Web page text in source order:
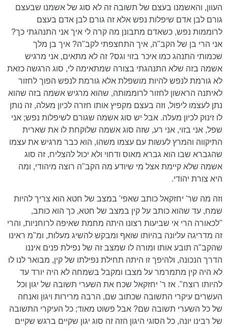
העוון, והאשמנו בעצם של תשובה זה לא סוג של אשמנו שבעצם
גורם לבן אדם שיפלות נפש אלא זה גורם לבן אדם בעצם
לרוממות נפש, כשאדם מתבונן מה קרה לי איך אני התנהגתי כך?
אני הרי בן של הקב"ה, איך התחצפתי לקב"ה? איך בן מלך
שכמותי התנהג כמו איכר בזוי וגס? זה לא מתאים, אני מרגיש
אשמה בזה שלא התנהגתי בצורה שמתאימה לי, סוג הרגשה כזאת
לא גורמת לנפש להיות מושפלת אלא גורמת לנפש הפוך לחזור
לאיתנה הראשון לחזור לרוממותה, שהוא מרגיש אשמה בזה שהוא
נתן לעצמו ליפול, וזה בעצם מקפיץ אותו חזרה לכיון מעלה, זה נותן
לו זינוק לכיון מעלה. אבל יש סוג אשמה שגורם לשיפלות נפש; אני
שפל, אני בזוי, אני רע, שזה סוג אשמה שלוקחת לו את שארית
התיקווה והמרץ לעשות עם עצמו משהו, הוא כבר מרגיש את עצמו
שהגברא שבו הוא גברא מאוס ודחוי ולא יכול להצליח, זה סוג
אשמה שלא קיימת אצל מי שיודע מה הקב"ה רוצה מיהודי, ומה
היא צורת יהודי.
וזה מה שר' יחזקאל כותב שאפי' במצב של חטא הוא צריך להיות
שמח, עד שהוא כותב על קין במצב של חטא, כך הוא כותב,
"לכאורה הרי אי שביעות רצונו היתה מחמת שאיפה לרוחניות, והרי
זה מדריגה עליונה בהיותו שואף ומבקש להשיג מעלות, ומ"מ ראינו
שהקב"ה תובע אותו ומורה לו שמצב זה של נפילת פנים איננו
הדרך הנכונה, ולהיפך זו היתה תחילת נפילתו של קין, מבואר לנו לוּ
לא היה קין מתמרמר על מצבו ומקבל בשמחה לא היה יורד עד
להיותו רוצח". אז ר' יחזקאל שכח את השערי תשובה של יגון וכל
העשרים עיקרי התשובה שכתוב שם, הרבה מרירות ויגון ואנחה
של כל השערי תשובה שם? אבל פשוט מאוד; כל העיקרי התשובה
של רבינו יונה, כל הסוגי היגון הזה זה סוג יגון שקיים ברגש שקיים